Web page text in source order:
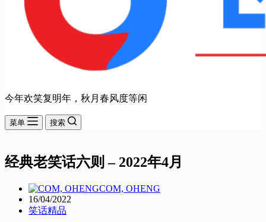
今年欢笑复明年，秋月春风度等闲
菜单 搜索
经典老笑话六则 – 2022年4月
COM, OHENG
16/04/2022
笑话精品